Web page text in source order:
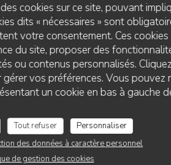
cookies sur ce site, pouvant
dits « nécessaires » sont
votre consentement. Ces
du site, proposer des
ou contenus personnalisés.
gérer vos préférences. Vous
un cookie en bas à gauche
Tout refuser
Personnaliser
des données à caractère personnel
de gestion des cookies
FLAMAND• LILLE
rue
RÉSERVER